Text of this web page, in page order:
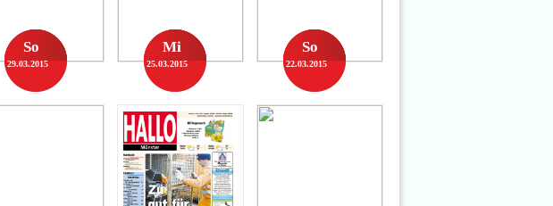
So
29.03.2015
Mi
25.03.2015
So
22.03.2015